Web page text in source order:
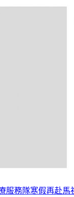
服務隊寒假再赴馬